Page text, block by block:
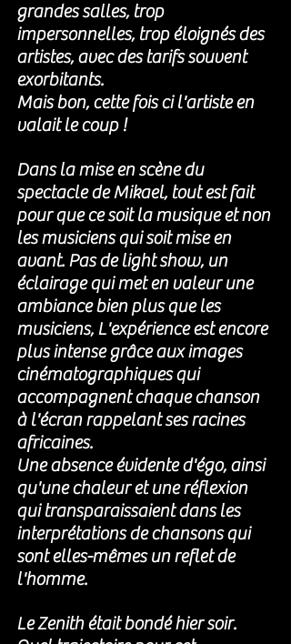
grandes salles, trop
impersonnelles, trop éloignés des
artistes, avec des tarifs souvent
exorbitants.
Mais bon, cette fois ci l'artiste en
valait le coup !
Dans la mise en scène du
spectacle de Mikael, tout est fait
pour que ce soit la musique et non
les musiciens qui soit mise en
avant. Pas de light show, un
éclairage qui met en valeur une
ambiance bien plus que les
musiciens, L'expérience est encore
plus intense grâce aux images
cinématographiques qui
accompagnent chaque chanson
à l'écran rappelant ses racines
africaines.
Une absence évidente d'égo, ainsi
qu'une chaleur et une réflexion
qui transparaissaient dans les
interprétations de chansons qui
sont elles-mêmes un reflet de
l'homme.
Le Zenith était bondé hier soir.